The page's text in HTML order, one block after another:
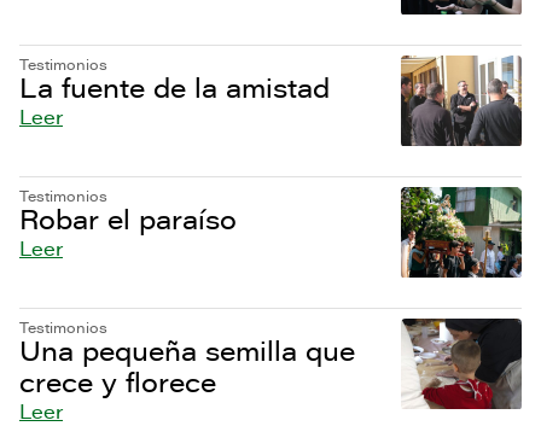
Testimonios
La fuente de la amistad
Leer
Testimonios
Robar el paraíso
Leer
Testimonios
Una pequeña semilla que
crece y florece
Leer